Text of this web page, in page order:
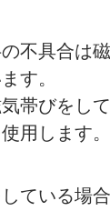
不具合は
す。
帯びをし
用します。
ている場